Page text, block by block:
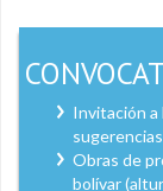
Invitación a
Obras de
bolívar